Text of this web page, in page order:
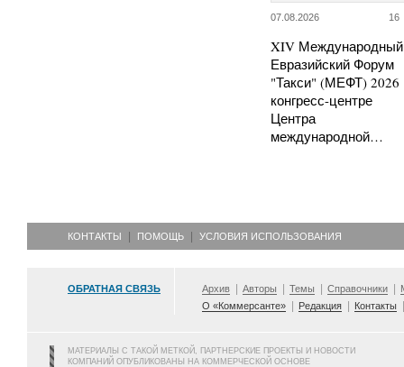
07.08.2026 16
XIV Международный
Евразийский Форум
"Такси" (МЕФТ) 2026
конгресс-центре
Центра
международной…
КОНТАКТЫ ПОМОЩЬ УСЛОВИЯ ИСПОЛЬЗОВАНИЯ
ОБРАТНАЯ СВЯЗЬ Архив Авторы Темы Справочники
О «Коммерсанте»
Редакция Контакты
МАТЕРИАЛЫ С ТАКОЙ МЕТКОЙ, ПАРТНЕРСКИЕ ПРОЕКТЫ И НОВОСТИ
КОМПАНИЙ ОПУБЛИКОВАНЫ НА КОММЕРЧЕСКОЙ ОСНОВЕ